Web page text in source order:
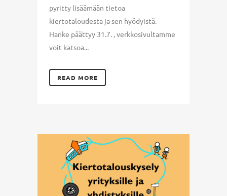
pyritty lisäämään tietoa
kiertotaloudesta ja sen hyödyistä.
Hanke päättyy 31.7. , verkkosivultamme
voit katsoa...
READ MORE